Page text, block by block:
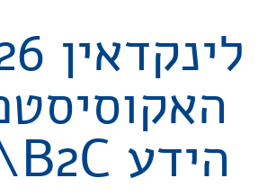
הידע B2B\B2C